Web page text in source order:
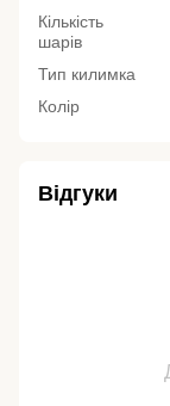
Кількість
шарів
Тип килимка
Колір
Відгуки